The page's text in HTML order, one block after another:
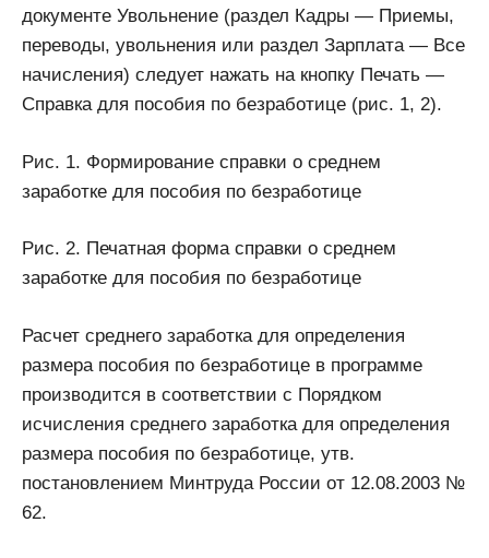
документе Увольнение (раздел Кадры — Приемы,
переводы, увольнения или раздел Зарплата — Все
начисления) следует нажать на кнопку Печать —
Справка для пособия по безработице (рис. 1, 2).
Рис. 1. Формирование справки о среднем
заработке для пособия по безработице
Рис. 2. Печатная форма справки о среднем
заработке для пособия по безработице
Расчет среднего заработка для определения
размера пособия по безработице в программе
производится в соответствии с Порядком
исчисления среднего заработка для определения
размера пособия по безработице, утв.
постановлением Минтруда России от 12.08.2003 №
62.